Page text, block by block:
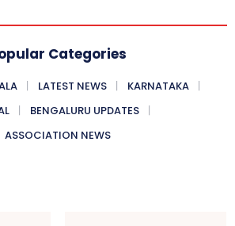
Categories
LATEST NEWS
KARNATAKA
BENGALURU UPDATES
ASSOCIATION NEWS